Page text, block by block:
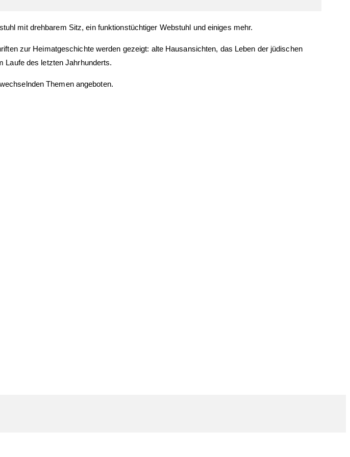
mit drehbarem Sitz, ein funktionstüchtiger Webstuhl und einiges mehr.
zur Heimatgeschichte werden gezeigt: alte Hausansichten, das Leben der jüdischen
Laufe des letzten Jahrhunderts.
Themen angeboten.